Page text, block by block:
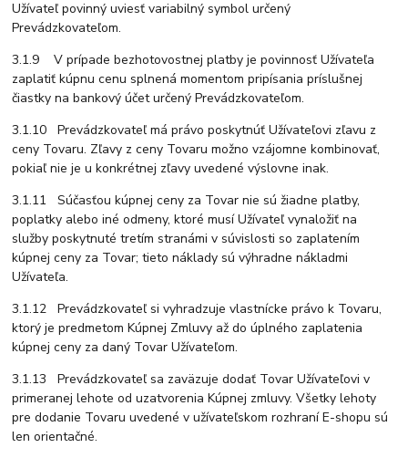
Užívateľ povinný uviesť variabilný symbol určený
Prevádzkovateľom.
3.1.9 V prípade bezhotovostnej platby je povinnosť Užívateľa
zaplatiť kúpnu cenu splnená momentom pripísania príslušnej
čiastky na bankový účet určený Prevádzkovateľom.
3.1.10 Prevádzkovateľ má právo poskytnúť Užívateľovi zľavu z
ceny Tovaru. Zľavy z ceny Tovaru možno vzájomne kombinovať,
pokiaľ nie je u konkrétnej zľavy uvedené výslovne inak.
3.1.11 Súčasťou kúpnej ceny za Tovar nie sú žiadne platby,
poplatky alebo iné odmeny, ktoré musí Užívateľ vynaložiť na
služby poskytnuté tretím stranámi v súvislosti so zaplatením
kúpnej ceny za Tovar; tieto náklady sú výhradne nákladmi
Užívateľa.
3.1.12 Prevádzkovateľ si vyhradzuje vlastnícke právo k Tovaru,
ktorý je predmetom Kúpnej Zmluvy až do úplného zaplatenia
kúpnej ceny za daný Tovar Užívateľom.
3.1.13 Prevádzkovateľ sa zaväzuje dodať Tovar Užívateľovi v
primeranej lehote od uzatvorenia Kúpnej zmluvy. Všetky lehoty
pre dodanie Tovaru uvedené v užívateľskom rozhraní E-shopu sú
len orientačné.